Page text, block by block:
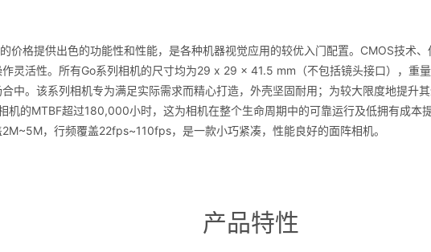
价格提供出色的功能性和性能，是各种机器视觉应用的较优入门配置。CMOS技术
灵活性。所有Go系列相机的尺寸均为29 x 29 x 41.5 mm（不包括镜头接口），重
中。该系列相机专为满足实际需求而精心打造，外壳坚固耐用；为较大限度地提升
机的MTBF超过180,000小时，这为相机在整个生命周期中的可靠运行及低拥有成本
，行频覆盖22fps~110fps，是一款小巧紧凑，性能良好的面阵相机。
产品特性